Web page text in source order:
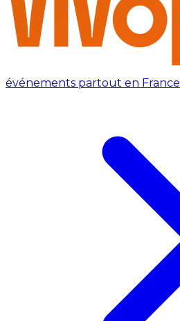
événements partout en France